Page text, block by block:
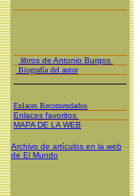
libros de Antonio Burgos
Biografía del autor
Enlaces Recomendados
Enlaces favoritos
MAPA DE LA WEB
Archivo de artículos en la web
de El Mundo